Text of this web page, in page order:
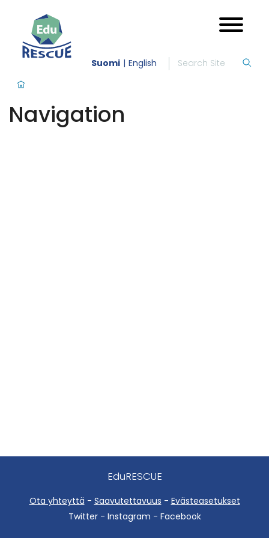
Suomi English
Navigation
EduRESCUE
Ota yhteyttä - Saavutettavuus - Evästeasetukset
Twitter - Instagram - Facebook